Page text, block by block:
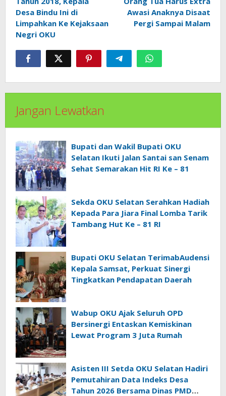
Desa Bindu Ini di
Limpahkan Ke Kejaksaan
Negri OKU
Awasi Anaknya Disaat
Pergi Sampai Malam
Jangan Lewatkan
Bupati dan Wakil Bupati OKU
Selatan Ikuti Jalan Santai san Senam
Sehat Semarakan Hit RI Ke – 81
Sekda OKU Selatan Serahkan Hadiah
Kepada Para Jiara Final Lomba Tarik
Tambang Hut Ke – 81 RI
Bupati OKU Selatan TerimabAudensi
Kepala Samsat, Perkuat Sinergi
Tingkatkan Pendapatan Daerah
Wabup OKU Ajak Seluruh OPD
Bersinergi Entaskan Kemiskinan
Lewat Program 3 Juta Rumah
Asisten III Setda OKU Selatan Hadiri
Pemutahiran Data Indeks Desa
Tahun 2026 Bersama Dinas PMD